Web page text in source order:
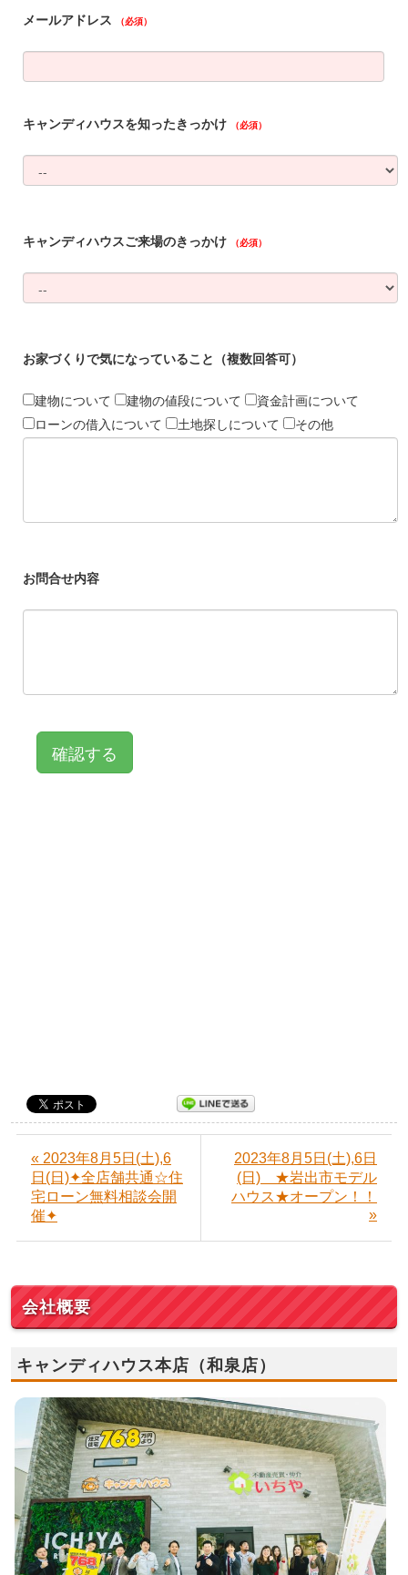
« 2023年8月5日(土),6
日(日)✦全店舗共通☆住
宅ローン無料相談会開
催✦
2023年8月5日(土),6日
(日) ★岩出市モデル
ハウス★オープン！！
»
会社概要
キャンディハウス本店（和泉店）